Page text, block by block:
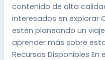
contenido de alta
interesados en explorar
estén planeando un
aprender más sobre
Recursos Disponibles